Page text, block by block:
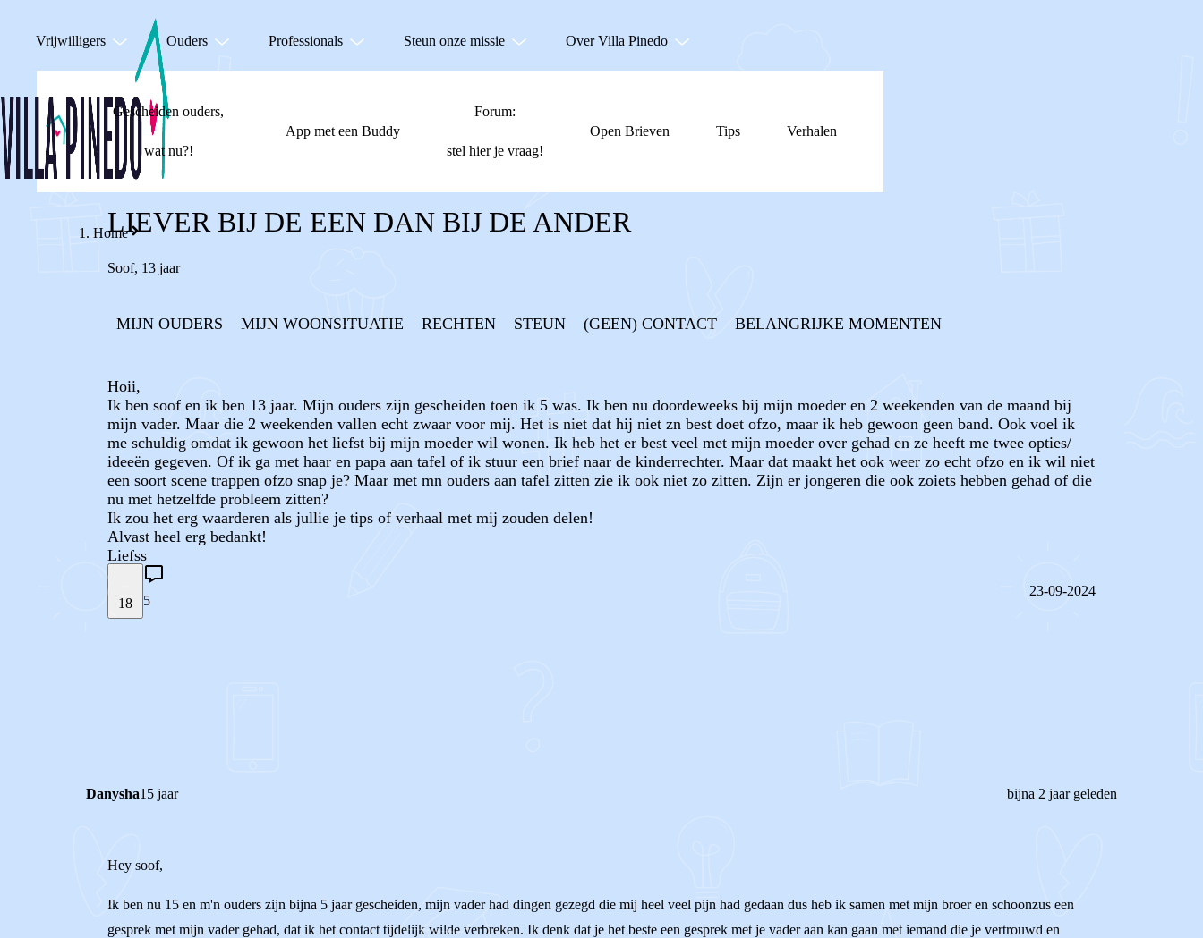
Vrijwilligers Ouders Professionals Steun onze missie Over Villa Pinedo
Gescheiden ouders,
wat nu?!
App met een Buddy
Forum:
stel hier je vraag!
Open Brieven Tips Verhalen
Home
LIEVER BIJ DE EEN DAN BIJ DE ANDER
Soof, 13 jaar
MIJN OUDERS MIJN WOONSITUATIE RECHTEN STEUN (GEEN) CONTACT BELANGRIJKE MOMENTEN
Hoii,
Ik ben soof en ik ben 13 jaar. Mijn ouders zijn gescheiden toen ik 5 was. Ik ben nu doordeweeks bij mijn moeder en 2 weekenden van de maand bij
mijn vader. Maar die 2 weekenden vallen echt zwaar voor mij. Het is niet dat hij niet zn best doet ofzo, maar ik heb gewoon geen band. Ook voel ik
me schuldig omdat ik gewoon het liefst bij mijn moeder wil wonen. Ik heb het er best veel met mijn moeder over gehad en ze heeft me twee opties/
ideeën gegeven. Of ik ga met haar en papa aan tafel of ik stuur een brief naar de kinderrechter. Maar dat maakt het ook weer zo echt ofzo en ik wil niet
een soort scene trappen ofzo snap je? Maar met mn ouders aan tafel zitten zie ik ook niet zo zitten. Zijn er jongeren die ook zoiets hebben gehad of die
nu met hetzelfde probleem zitten?
Ik zou het erg waarderen als jullie je tips of verhaal met mij zouden delen!
Alvast heel erg bedankt!
Liefss
18 5
23-09-2024
Danysha15 jaar bijna 2 jaar geleden
Hey soof,
Ik ben nu 15 en m'n ouders zijn bijna 5 jaar gescheiden, mijn vader had dingen gezegd die mij heel veel pijn had gedaan dus heb ik samen met mijn broer en schoonzus een
gesprek met mijn vader gehad, dat ik het contact tijdelijk wilde verbreken. Ik denk dat je het beste een gesprek met je vader aan kan gaan met iemand die je vertrouwd en